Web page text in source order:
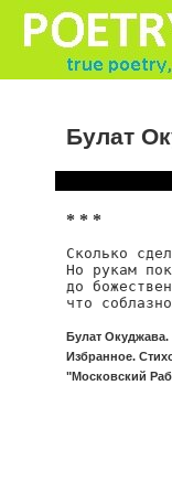
Булат
* * *
Сколько
Но рукам
до
что
Булат Окуджава.
Избранное.
"Московский